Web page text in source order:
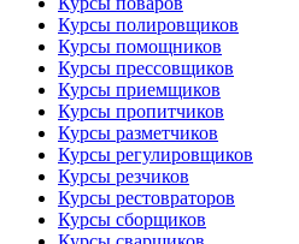
Курсы полировщиков
Курсы помощников
Курсы прессовщиков
Курсы приемщиков
Курсы пропитчиков
Курсы разметчиков
Курсы регулировщиков
Курсы резчиков
Курсы рестовраторов
Курсы сборщиков